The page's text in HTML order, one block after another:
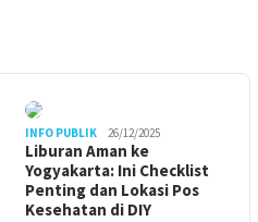
INFO PUBLIK 26/12/2025
Liburan Aman ke
Yogyakarta: Ini Checklist
Penting dan Lokasi Pos
Kesehatan di DIY